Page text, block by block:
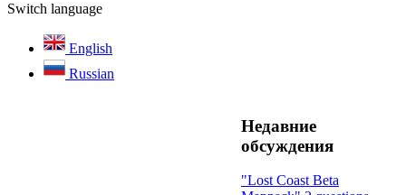
Switch language
English
Russian
Недавние
обсуждения
"Lost Coast Beta